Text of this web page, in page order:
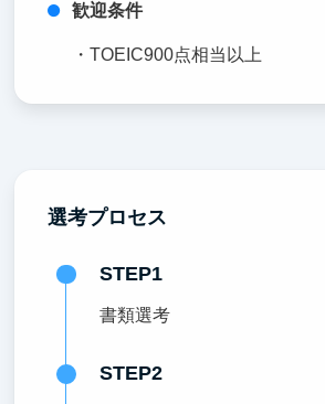
歓迎条件
・TOEIC900点相当以上
選考プロセス
STEP1
書類選考
STEP2